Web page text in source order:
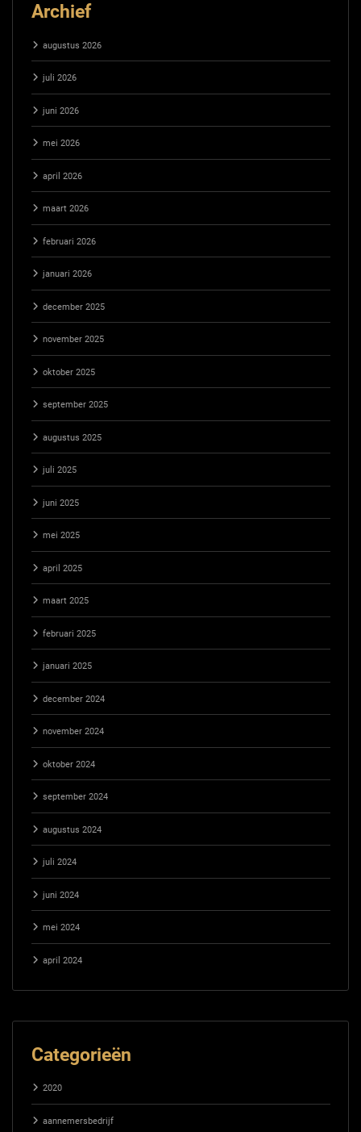
Archief
augustus 2026
juli 2026
juni 2026
mei 2026
april 2026
maart 2026
februari 2026
januari 2026
december 2025
november 2025
oktober 2025
september 2025
augustus 2025
juli 2025
juni 2025
mei 2025
april 2025
maart 2025
februari 2025
januari 2025
december 2024
november 2024
oktober 2024
september 2024
augustus 2024
juli 2024
juni 2024
mei 2024
april 2024
Categorieën
2020
aannemersbedrijf